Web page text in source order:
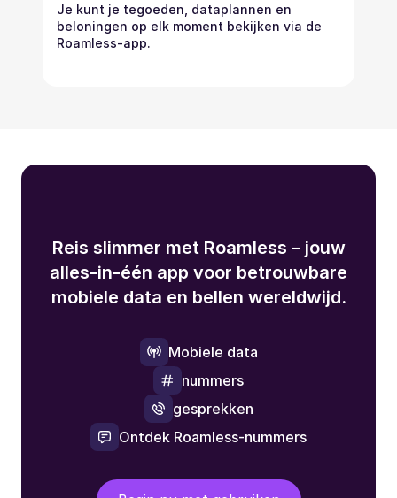
Je kunt je tegoeden, dataplannen en
beloningen op elk moment bekijken via de
Roamless-app.
Reis slimmer met Roamless – jouw
alles-in-één app voor betrouwbare
mobiele data en bellen wereldwijd.
Mobiele data
nummers
gesprekken
Ontdek Roamless-nummers